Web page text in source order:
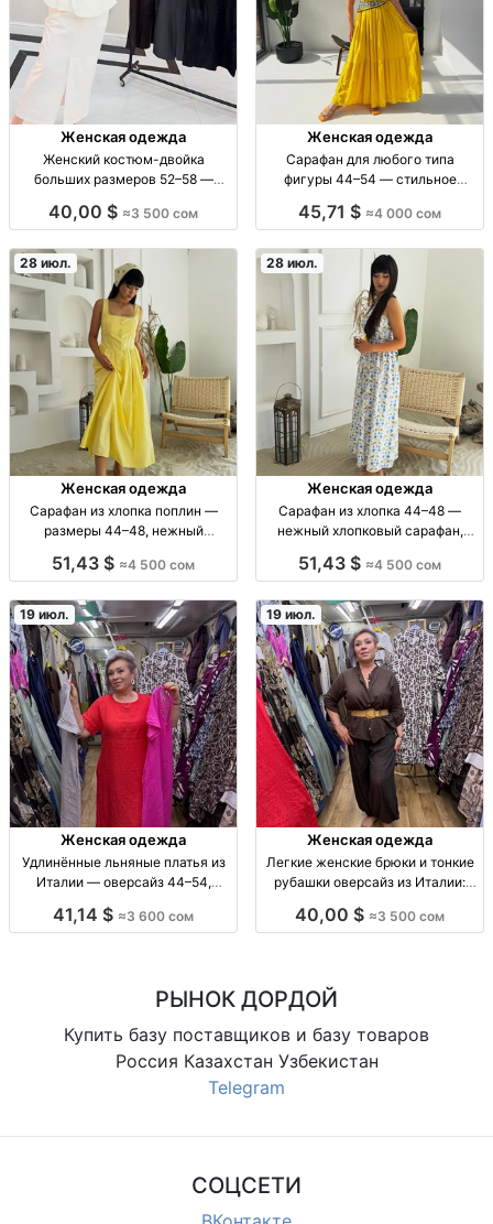
Женская одежда
Женский костюм-двойка
больших размеров 52–58 —
костюм-двойка, р-р 52–58, опт/
40,00 $ ≈3 500 сом
Женская одежда
Сарафан для любого типа
фигуры 44–54 — стильное
Сарафан женский без рукавов,
типа фигуры. Размеры 44–54.
Стиль casual,
45,71 $ ≈4 000 сом
28 июл.
Женская одежда
Сарафан из хлопка поплин —
размеры 44–48, нежный
случай сарафан; поплин (хлопок);
натуральная ткань; лёгкий крой
51,43 $ ≈4 500 сом
28 июл.
Женская одежда
Сарафан из хлопка 44–48 —
нежный хлопковый сарафан,
женский, хлопок (коттон) 🌿;
48; стиль: casual/лето; посадка:
51,43 $ ≈4 500 сом
19 июл.
Женская одежда
Удлинённые льняные платья из
Италии — оверсайз 44–54,
синий, молочный Платье удлин.
41,14 $ ≈3 600 сом
19 июл.
Женская одежда
Легкие женские брюки и тонкие
рубашки оверсайз из Италии:
женские оверсайз (44–54),
40,00 $ ≈3 500 сом
РЫНОК ДОРДОЙ
Купить базу поставщиков и базу товаров
Россия Казахстан Узбекистан
Telegram
СОЦСЕТИ